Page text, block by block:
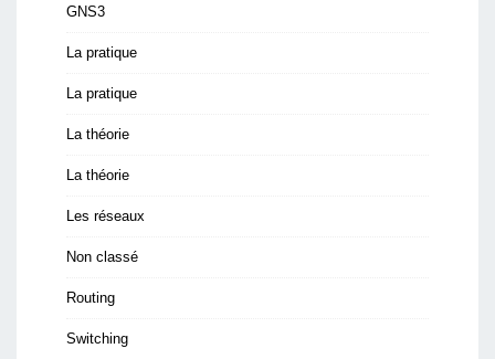
GNS3
La pratique
La pratique
La théorie
La théorie
Les réseaux
Non classé
Routing
Switching